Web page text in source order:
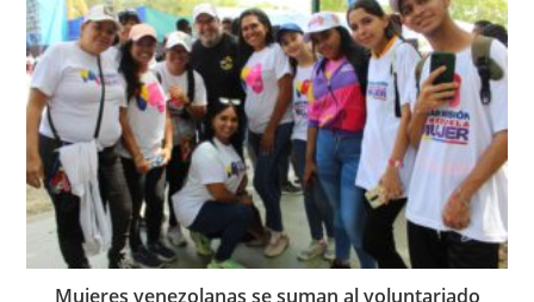
Mujeres venezolanas se suman al voluntariado